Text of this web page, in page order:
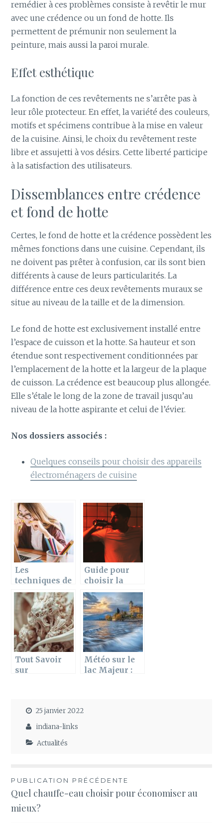
remédier à ces problèmes consiste à revêtir le mur
avec une crédence ou un fond de hotte. Ils
permettent de prémunir non seulement la
peinture, mais aussi la paroi murale.
Effet esthétique
La fonction de ces revêtements ne s’arrête pas à
leur rôle protecteur. En effet, la variété des couleurs,
motifs et spécimens contribue à la mise en valeur
de la cuisine. Ainsi, le choix du revêtement reste
libre et assujetti à vos désirs. Cette liberté participe
à la satisfaction des utilisateurs.
Dissemblances entre crédence
et fond de hotte
Certes, le fond de hotte et la crédence possèdent les
mêmes fonctions dans une cuisine. Cependant, ils
ne doivent pas prêter à confusion, car ils sont bien
différents à cause de leurs particularités. La
différence entre ces deux revêtements muraux se
situe au niveau de la taille et de la dimension.
Le fond de hotte est exclusivement installé entre
l’espace de cuisson et la hotte. Sa hauteur et son
étendue sont respectivement conditionnées par
l’emplacement de la hotte et la largeur de la plaque
de cuisson. La crédence est beaucoup plus allongée.
Elle s’étale le long de la zone de travail jusqu’au
niveau de la hotte aspirante et celui de l’évier.
Nos dossiers associés :
Quelques conseils pour choisir des appareils
électroménagers de cuisine
Les
techniques de
brainstormin
g efficaces
pour votre
equipe
Guide pour
choisir la
meilleure
biere
heineken en
fonction de
vos gouts
Tout Savoir
sur
la renommée
international
Météo sur le
lac Majeur :
25 janvier 2022
indiana-links
Actualités
Navigation
de
PUBLICATION PRÉCÉDENTE
Quel chauffe-eau choisir pour économiser au
mieux?